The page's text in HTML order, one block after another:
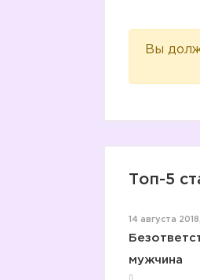
Вы
Топ-5
14 августа
мужчина